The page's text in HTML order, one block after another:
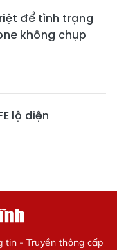
để tình trạng
không chụp
lộ diện
tin - Truyền thông cấp